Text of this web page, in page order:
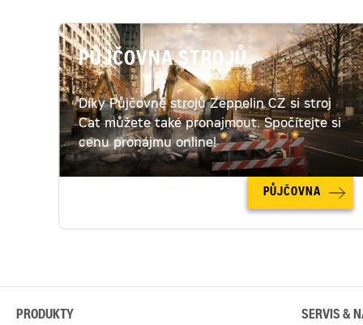
PŮJČOVNA STROJŮ
Díky Půjčovně strojů Zeppelin CZ si stroj
Cat můžete také pronajmout. Spočítejte si
cenu pronájmu online!
PŮJČOVNA
PRODUKTY SERVIS &